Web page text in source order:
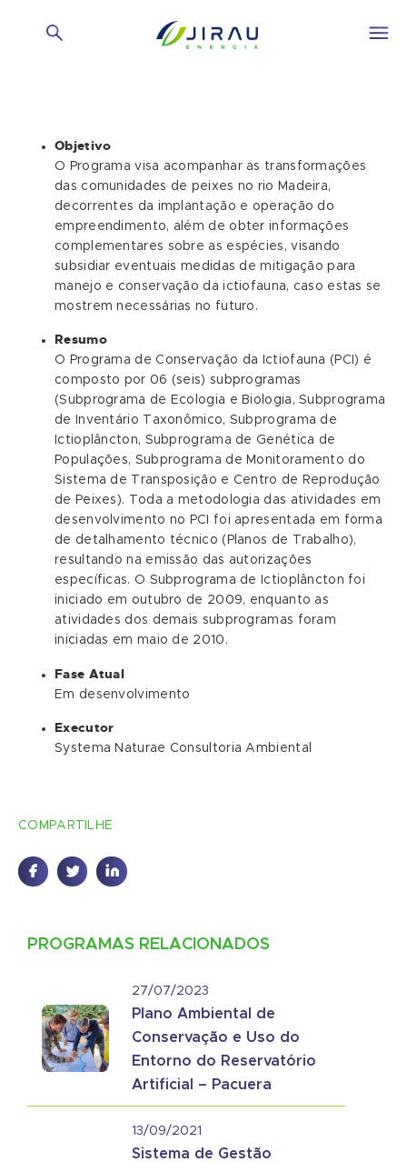
Objetivo
O Programa visa acompanhar as transformações
das comunidades de peixes no rio Madeira,
decorrentes da implantação e operação do
empreendimento, além de obter informações
complementares sobre as espécies, visando
subsidiar eventuais medidas de mitigação para
manejo e conservação da ictiofauna, caso estas se
mostrem necessárias no futuro.
Resumo
O Programa de Conservação da Ictiofauna (PCI) é
composto por 06 (seis) subprogramas
(Subprograma de Ecologia e Biologia, Subprograma
de Inventário Taxonômico, Subprograma de
Ictioplâncton, Subprograma de Genética de
Populações, Subprograma de Monitoramento do
Sistema de Transposição e Centro de Reprodução
de Peixes). Toda a metodologia das atividades em
desenvolvimento no PCI foi apresentada em forma
de detalhamento técnico (Planos de Trabalho),
resultando na emissão das autorizações
específicas. O Subprograma de Ictioplâncton foi
iniciado em outubro de 2009, enquanto as
atividades dos demais subprogramas foram
iniciadas em maio de 2010.
Fase Atual
Em desenvolvimento
Executor
Systema Naturae Consultoria Ambiental
COMPARTILHE
PROGRAMAS RELACIONADOS
27/07/2023
Plano Ambiental de
Conservação e Uso do
Entorno do Reservatório
Artificial – Pacuera
13/09/2021
Sistema de Gestão